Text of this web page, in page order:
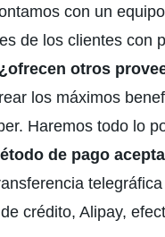
con un
de los clientes con
otros
los máximos
Haremos todo lo
de pago
crédito, Alipay,